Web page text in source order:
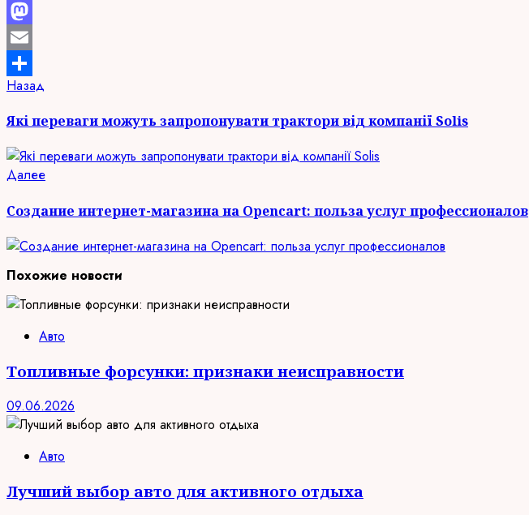
Facebook
Mastodon
Email
Отправить
Продолжить
чтение
Назад
Які переваги можуть запропонувати трактори від компанії Solis
ДалееСледующая
Создание интернет-магазина на Opencart: польза услуг профессионалов
Похожие новости
Авто
Топливные форсунки: признаки неисправности
09.06.2026
Авто
Лучший выбор авто для активного отдыха